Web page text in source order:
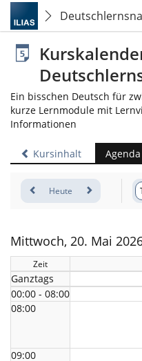
Ein bisschen Deutsch für
kurze Lernmodule mit
Informationen
Kursinhalt Agenda
Heute
Mittwoch, 20. Mai
Zeit
Ganztags
00:00 - 08:00
08:00
09:00